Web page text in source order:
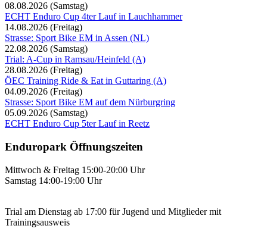
08.08.2026 (Samstag)
ECHT Enduro Cup 4ter Lauf in Lauchhammer
14.08.2026 (Freitag)
Strasse: Sport Bike EM in Assen (NL)
22.08.2026 (Samstag)
Trial: A-Cup in Ramsau/Heinfeld (A)
28.08.2026 (Freitag)
ÖEC Training Ride & Eat in Guttaring (A)
04.09.2026 (Freitag)
Strasse: Sport Bike EM auf dem Nürburgring
05.09.2026 (Samstag)
ECHT Enduro Cup 5ter Lauf in Reetz
Enduropark Öffnungszeiten
Mittwoch & Freitag 15:00-20:00 Uhr
Samstag 14:00-19:00 Uhr
Trial am Dienstag ab 17:00 für Jugend und Mitglieder mit
Trainingsausweis